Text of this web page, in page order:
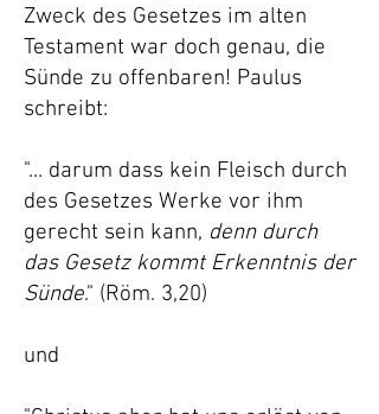
Zweck des Gesetzes im alten
Testament war doch genau, die
Sünde zu offenbaren! Paulus
schreibt:
"... darum dass kein Fleisch durch
des Gesetzes Werke vor ihm
gerecht sein kann, denn durch
das Gesetz kommt Erkenntnis der
Sünde." (Röm. 3,20)
und